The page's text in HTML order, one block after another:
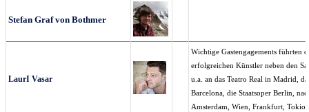
Stefan Graf von Bothmer
LaurI Vasar
Wichtige Gastengagements führten
erfolgreichen Künstler neben den
u.a. an das Teatro Real in Madrid,
Barcelona, die Staatsoper Berlin,
Amsterdam, Wien, Frankfurt, Tokio